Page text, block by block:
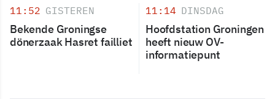
11:52 GISTEREN
Bekende Groningse
dönerzaak Hasret failliet
11:14 DINSDAG
Hoofdstation Groningen
heeft nieuw OV-
informatiepunt